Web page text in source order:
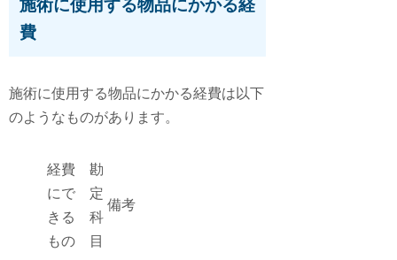
施術に使用する物品にかかる経
費
施術に使用する物品にかかる経費は以下
のようなものがあります。
経費
にで
きる
もの
勘
定
科
目
備考